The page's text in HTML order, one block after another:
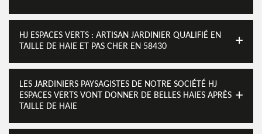
HJ ESPACES VERTS : ARTISAN JARDINIER QUALIFIÉ EN
TAILLE DE HAIE ET PAS CHER EN 58430
LES JARDINIERS PAYSAGISTES DE NOTRE SOCIÉTÉ HJ
ESPACES VERTS VONT DONNER DE BELLES HAIES APRÈS
TAILLE DE HAIE